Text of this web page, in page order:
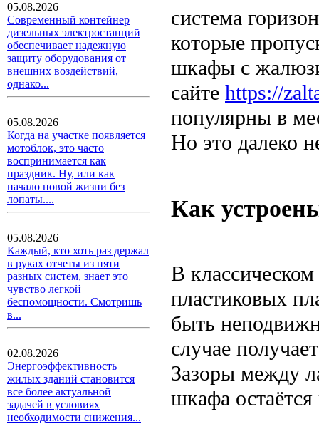
05.08.2026
Современный контейнер
дизельных электростанций
обеспечивает надежную
защиту оборудования от
внешних воздействий,
однако...
05.08.2026
Когда на участке появляется
мотоблок, это часто
воспринимается как
праздник. Ну, или как
начало новой жизни без
лопаты....
05.08.2026
Каждый, кто хоть раз держал
в руках отчеты из пяти
разных систем, знает это
чувство легкой
беспомощности. Смотришь
в...
02.08.2026
Энергоэффективность
жилых зданий становится
все более актуальной
задачей в условиях
необходимости снижения...
система
которые
шкафы с
сайте https://
популярны в
Но это далеко
Как
В
пластиковых
быть
случае
Зазоры между
шкафа